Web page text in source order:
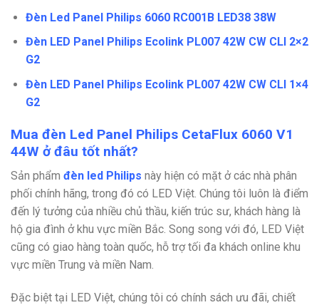
Đèn Led Panel Philips 6060 RC001B LED38 38W
Đèn LED Panel Philips Ecolink PL007 42W CW CLI 2×2
G2
Đèn LED Panel Philips Ecolink PL007 42W CW CLI 1×4
G2
Mua đèn Led Panel Philips CetaFlux 6060 V1
44W ở đâu tốt nhất?
Sản phẩm đèn led Philips này hiện có mặt ở các nhà phân
phối chính hãng, trong đó có LED Việt. Chúng tôi luôn là điểm
đến lý tưởng của nhiều chủ thầu, kiến trúc sư, khách hàng là
hộ gia đình ở khu vực miền Bắc. Song song với đó, LED Việt
cũng có giao hàng toàn quốc, hỗ trợ tối đa khách online khu
vực miền Trung và miền Nam.
Đặc biệt tại LED Việt, chúng tôi có chính sách ưu đãi, chiết